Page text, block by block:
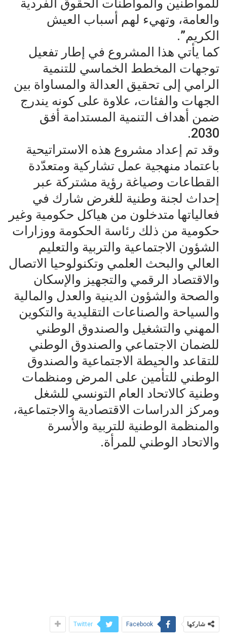
للمواطنين والمواطنات الحقوق الفردية
والعامة، وتهيء لهم أسباب العيش
الكريم”.
كما يأتي هذا المشروع في إطار تفعيل
توجهات المخطط الخماسي للتنمية
الرامي إلى تحقيق العدالة والمساواة بين
الجهات والفئات، علاوة على كونه يندرج
ضمن أهداف التنمية المستدامة أفق
2030.
وقد تم إعداد مشروع هذه الاستراتيحية
باعتماد منهجية عمل تشاركية ومتعدّدة
القطاعات وصياغة رؤية مشتركة عبر
إحداث لجنة وطنية للغرض شارك في
فعالياتها متدخلون من هياكل حكومية وغير
حكومية من ذلك رئاسة الحكومة ووزارات
الشؤون الاجتماعية والتربية والتعليم
العالي والبحث العلمي وتكنولوحيا الاتصال
والاقتصاد الرقمي والتجهيز والإسكان
والصحة والشؤون الدينية والعدل والمالية
والسياحة والصناعات التقليدية والتكوين
المهني والتشغيل والصندوق الوطني
للضمان الاجتماعي والصندوق الوطني
للتقاعد والحيطة الاجتماعية والصندوق
الوطني للتأمين على المرض ومنظمات
وطنية كالاتحاد العام التونسي للشغل
ومركز الدراسات الاقتصادية والاجتماعية،
والمنظمة الوطنية للتربية والأسرة
والاتحاد الوطني للمرأة.
شاركها Facebook
Twitter